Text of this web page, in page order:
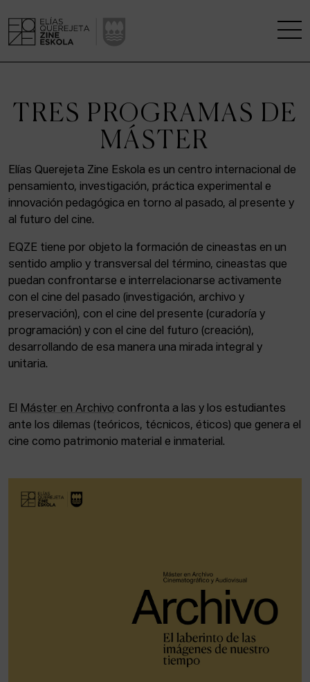
CENTRO DE INVESTIGACIÓN
ESTUDIOS
KINOFABRIKA
COMUNIDAD
LA CASA DEL CINE
ACTUALIDAD
Tabakalera · Andre zigarrogileak plaza, 1
TRES PROGRAMAS DE
MÁSTER
Elías Querejeta Zine Eskola es un centro internacional de
pensamiento, investigación, práctica experimental e
innovación pedagógica en torno al pasado, al presente y
al futuro del cine.
EQZE tiene por objeto la formación de cineastas en un
sentido amplio y transversal del término, cineastas que
puedan confrontarse e interrelacionarse activamente
con el cine del pasado (investigación, archivo y
preservación), con el cine del presente (curadoría y
programación) y con el cine del futuro (creación),
desarrollando de esa manera una mirada integral y
unitaria.
El Máster en Archivo confronta a las y los estudiantes
ante los dilemas (teóricos, técnicos, éticos) que genera el
cine como patrimonio material e inmaterial.